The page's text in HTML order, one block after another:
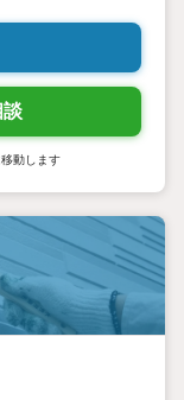
談
動します